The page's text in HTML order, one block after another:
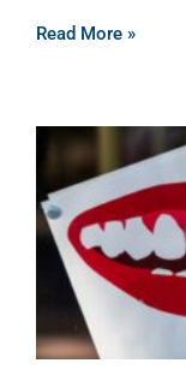
Read More »